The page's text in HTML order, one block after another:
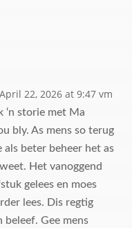
22, 2026 at 9:47 vm
‘n storie met Ma
bly. As mens so terug
beter beheer het as
Het vanoggend
gelees en moes
lees. Dis regtig
beleef. Gee mens